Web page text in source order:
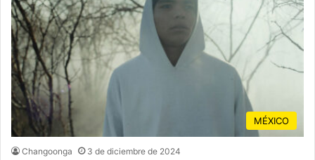
MÉXICO
Changoonga 3 de diciembre de 2024